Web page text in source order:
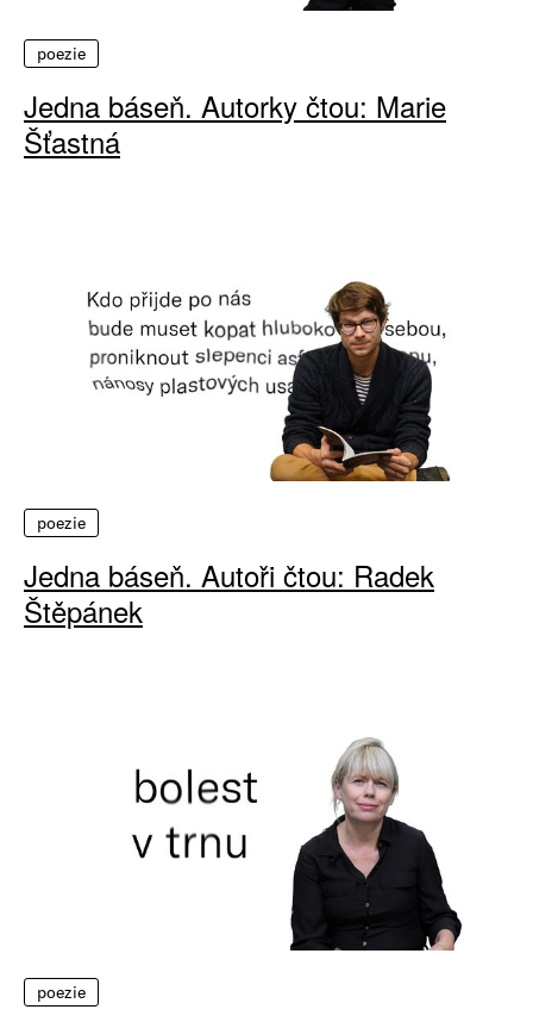
poezie
Jedna báseň. Autorky čtou: Marie
Šťastná
poezie
Jedna báseň. Autoři čtou: Radek
Štěpánek
poezie